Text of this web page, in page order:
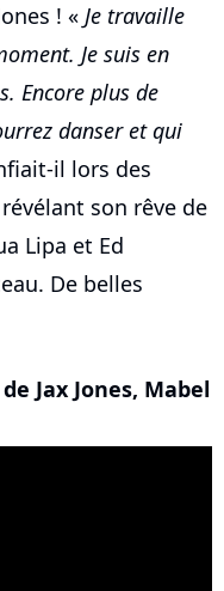
! « Je travaille
Je suis en
Encore plus de
danser et qui
il lors des
son rêve de
Lipa et Ed
De belles
Jax Jones, Mabel